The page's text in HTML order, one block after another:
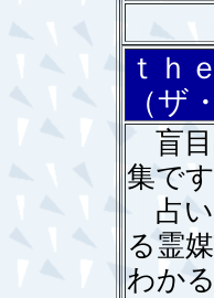
ｔｈ
（ザ
盲目
集です
占い
る霊
わか